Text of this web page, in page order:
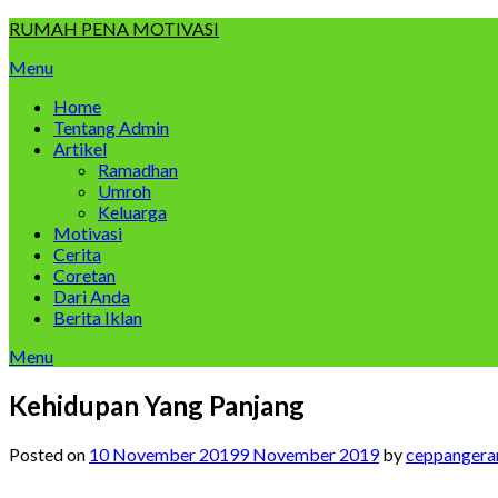
Skip
content
RUMAH PENA MOTIVASI
Menu
Home
Tentang Admin
Artikel
Ramadhan
Umroh
Keluarga
Motivasi
Cerita
Coretan
Dari Anda
Berita Iklan
Menu
Kehidupan Yang Panjang
Posted on 10 November 20199 November 2019by